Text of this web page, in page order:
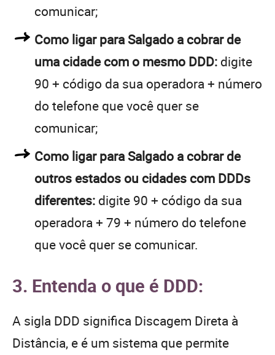
comunicar;
Como ligar para Salgado a cobrar de
uma cidade com o mesmo DDD: digite
90 + código da sua operadora + número
do telefone que você quer se
comunicar;
Como ligar para Salgado a cobrar de
outros estados ou cidades com DDDs
diferentes: digite 90 + código da sua
operadora + 79 + número do telefone
que você quer se comunicar.
3. Entenda o que é DDD:
A sigla DDD significa Discagem Direta à
Distância, e é um sistema que permite